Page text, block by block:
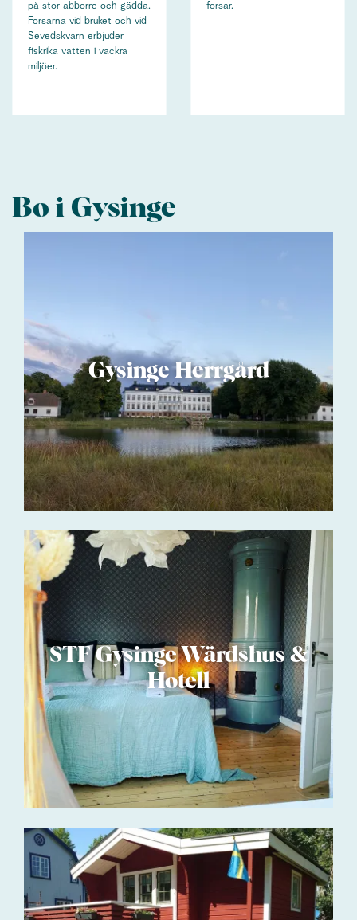
på stor abborre och gädda.
Forsarna vid bruket och vid
Sevedskvarn erbjuder
fiskrika vatten i vackra
miljöer.
forsar.
Bo i Gysinge
Gysinge Herrgård
STF Gysinge Wärdshus &
Hotell